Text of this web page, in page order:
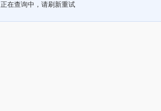
正在查询中，请刷新重试